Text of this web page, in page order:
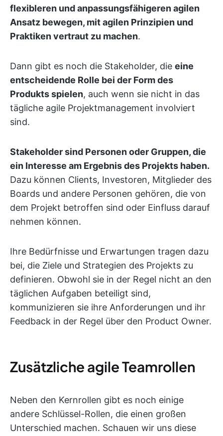
flexibleren und anpassungsfähigeren agilen
Ansatz bewegen, mit agilen Prinzipien und
Praktiken vertraut zu machen.
Dann gibt es noch die Stakeholder, die eine
entscheidende Rolle bei der Form des
Produkts spielen, auch wenn sie nicht in das
tägliche agile Projektmanagement involviert
sind.
Stakeholder sind Personen oder Gruppen, die
ein Interesse am Ergebnis des Projekts haben.
Dazu können Clients, Investoren, Mitglieder des
Boards und andere Personen gehören, die von
dem Projekt betroffen sind oder Einfluss darauf
nehmen können.
Ihre Bedürfnisse und Erwartungen tragen dazu
bei, die Ziele und Strategien des Projekts zu
definieren. Obwohl sie in der Regel nicht an den
täglichen Aufgaben beteiligt sind,
kommunizieren sie ihre Anforderungen und ihr
Feedback in der Regel über den Product Owner.
Zusätzliche agile Teamrollen
Neben den Kernrollen gibt es noch einige
andere Schlüssel-Rollen, die einen großen
Unterschied machen. Schauen wir uns diese